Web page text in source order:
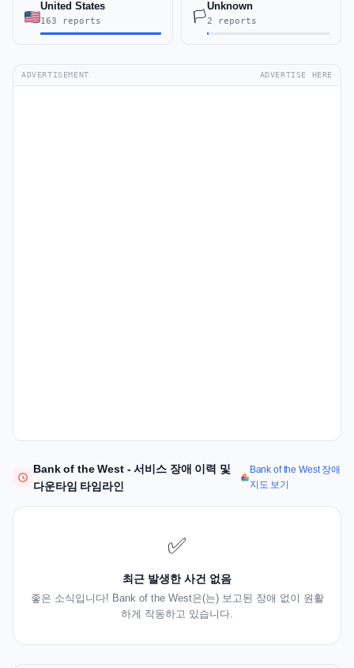
United States
163 reports 🏳️
Unknown
2 reports
ADVERTISEMENT ADVERTISE HERE
Bank of the West - 서비스 장애 이력 및
다운타임 타임라인
Bank of the West 장애
지도 보기
✅
최근 발생한 사건 없음
좋은 소식입니다! Bank of the West은(는) 보고된 장애 없이 원활
하게 작동하고 있습니다.